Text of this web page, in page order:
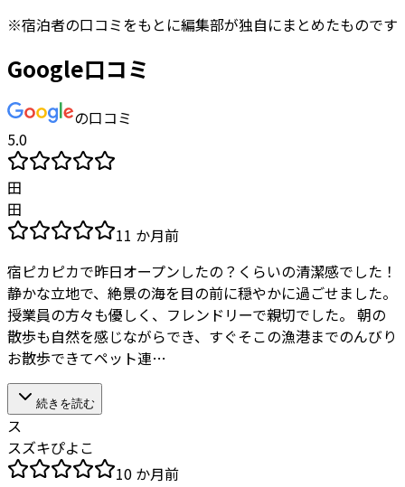
※宿泊者の口コミをもとに編集部が独自にまとめたものです
Google口コミ
の口コミ
5.0
田
田
11 か月前
宿ピカピカで昨日オープンしたの？くらいの清潔感でした！
静かな立地で、絶景の海を目の前に穏やかに過ごせました。
授業員の方々も優しく、フレンドリーで親切でした。 朝の
散歩も自然を感じながらでき、すぐそこの漁港までのんびり
お散歩できてペット連…
続きを読む
ス
スズキぴよこ
10 か月前